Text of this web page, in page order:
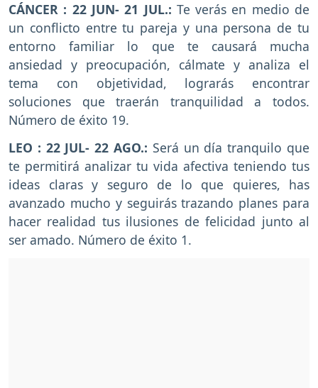
CÁNCER : 22 JUN- 21 JUL.: Te verás en medio de
un conflicto entre tu pareja y una persona de tu
entorno familiar lo que te causará mucha
ansiedad y preocupación, cálmate y analiza el
tema con objetividad, lograrás encontrar
soluciones que traerán tranquilidad a todos.
Número de éxito 19.
LEO : 22 JUL- 22 AGO.: Será un día tranquilo que
te permitirá analizar tu vida afectiva teniendo tus
ideas claras y seguro de lo que quieres, has
avanzado mucho y seguirás trazando planes para
hacer realidad tus ilusiones de felicidad junto al
ser amado. Número de éxito 1.